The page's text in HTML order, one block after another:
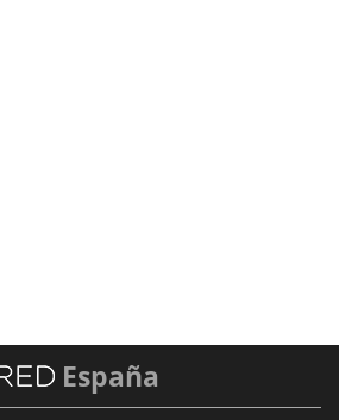
España